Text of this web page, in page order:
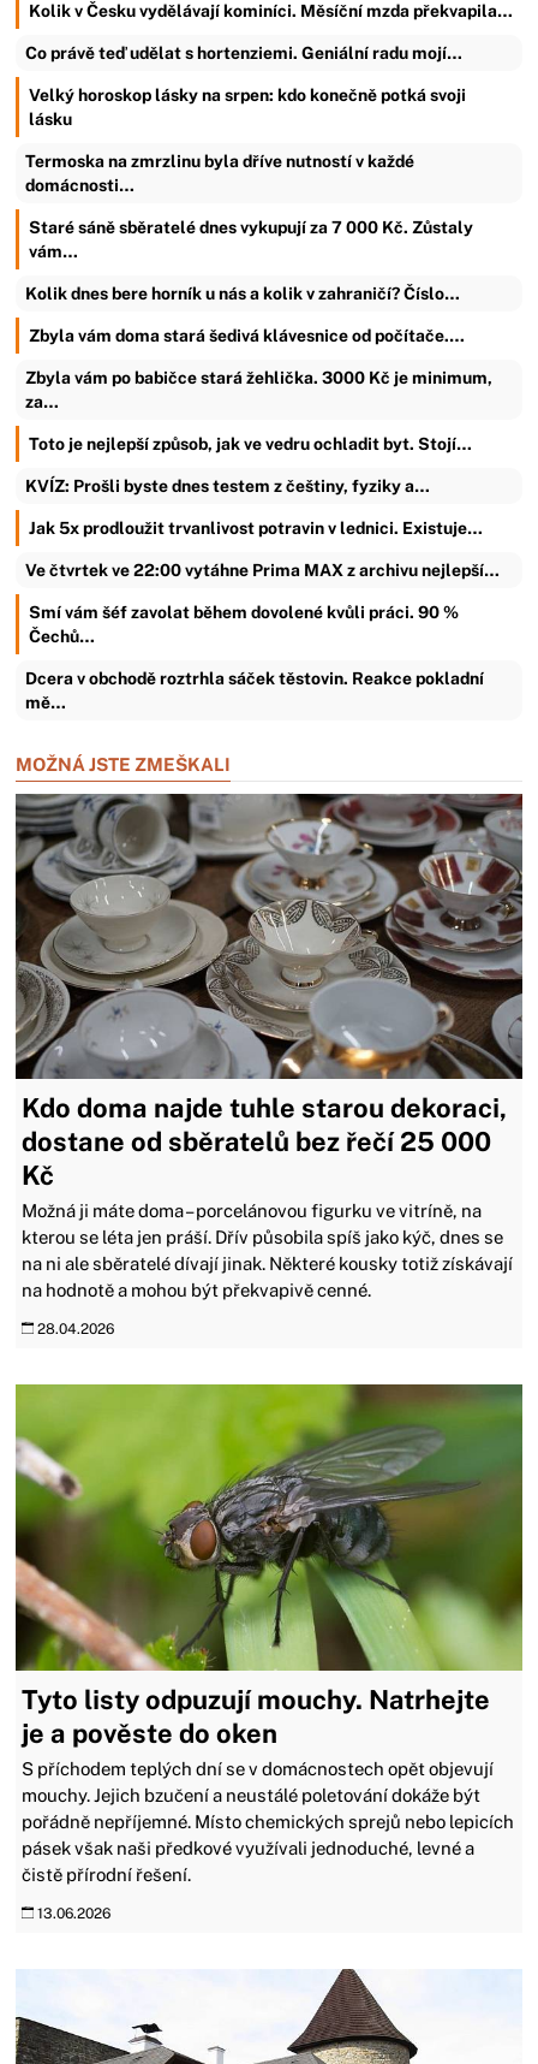
Kolik v Česku vydělávají kominíci. Měsíční mzda překvapila…
Co právě teď udělat s hortenziemi. Geniální radu mojí…
Velký horoskop lásky na srpen: kdo konečně potká svoji
lásku
Termoska na zmrzlinu byla dříve nutností v každé
domácnosti…
Staré sáně sběratelé dnes vykupují za 7 000 Kč. Zůstaly
vám…
Kolik dnes bere horník u nás a kolik v zahraničí? Číslo…
Zbyla vám doma stará šedivá klávesnice od počítače.…
Zbyla vám po babičce stará žehlička. 3000 Kč je minimum,
za…
Toto je nejlepší způsob, jak ve vedru ochladit byt. Stojí…
KVÍZ: Prošli byste dnes testem z češtiny, fyziky a…
Jak 5x prodloužit trvanlivost potravin v lednici. Existuje…
Ve čtvrtek ve 22:00 vytáhne Prima MAX z archivu nejlepší…
Smí vám šéf zavolat během dovolené kvůli práci. 90 %
Čechů…
Dcera v obchodě roztrhla sáček těstovin. Reakce pokladní
mě…
MOŽNÁ JSTE ZMEŠKALI
Kdo doma najde tuhle starou dekoraci,
dostane od sběratelů bez řečí 25 000
Kč
Možná ji máte doma – porcelánovou figurku ve vitríně, na
kterou se léta jen práší. Dřív působila spíš jako kýč, dnes se
na ni ale sběratelé dívají jinak. Některé kousky totiž získávají
na hodnotě a mohou být překvapivě cenné.
28.04.2026
Tyto listy odpuzují mouchy. Natrhejte
je a pověste do oken
S příchodem teplých dní se v domácnostech opět objevují
mouchy. Jejich bzučení a neustálé poletování dokáže být
pořádně nepříjemné. Místo chemických sprejů nebo lepicích
pásek však naši předkové využívali jednoduché, levné a
čistě přírodní řešení.
13.06.2026